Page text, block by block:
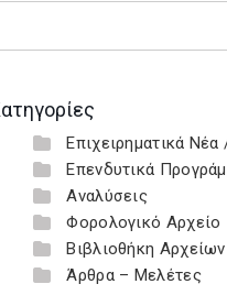
Επιχειρηματικά
Επενδυτικά
Αναλύσεις
Φορολογικό Αρχείο
Βιβλιοθήκη Αρχείων
Άρθρα – Μελέτες